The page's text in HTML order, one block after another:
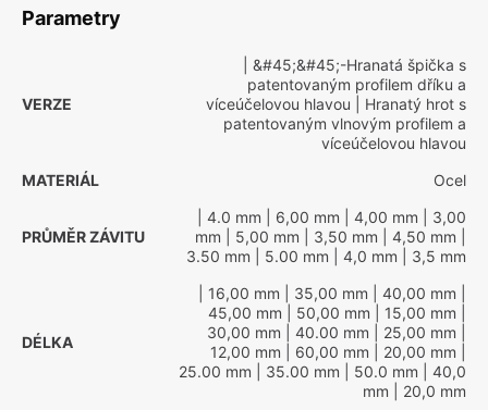
Parametry
VERZE
| &#45;&#45;-Hranatá špička s
patentovaným profilem dříku a
víceúčelovou hlavou | Hranatý hrot s
patentovaným vlnovým profilem a
víceúčelovou hlavou
MATERIÁL
Ocel
PRŮMĚR ZÁVITU
| 4.0 mm | 6,00 mm | 4,00 mm | 3,00
mm | 5,00 mm | 3,50 mm | 4,50 mm
3.50 mm | 5.00 mm | 4,0 mm | 3,5 mm
DÉLKA
| 16,00 mm | 35,00 mm | 40,00 mm
45,00 mm | 50,00 mm | 15,00 mm
30,00 mm | 40.00 mm | 25,00 mm
12,00 mm | 60,00 mm | 20,00 mm
25.00 mm | 35.00 mm | 50.0 mm | 40,0
mm | 20,0 mm